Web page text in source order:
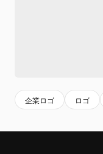
企業ロゴ ロゴ